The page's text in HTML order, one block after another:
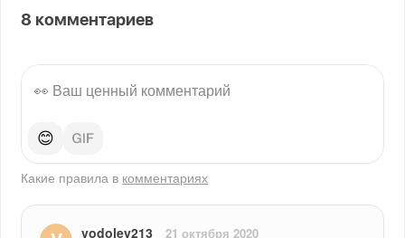
8 комментариев
😊
Какие правила в комментариях
vodoley213 21 октября 2020